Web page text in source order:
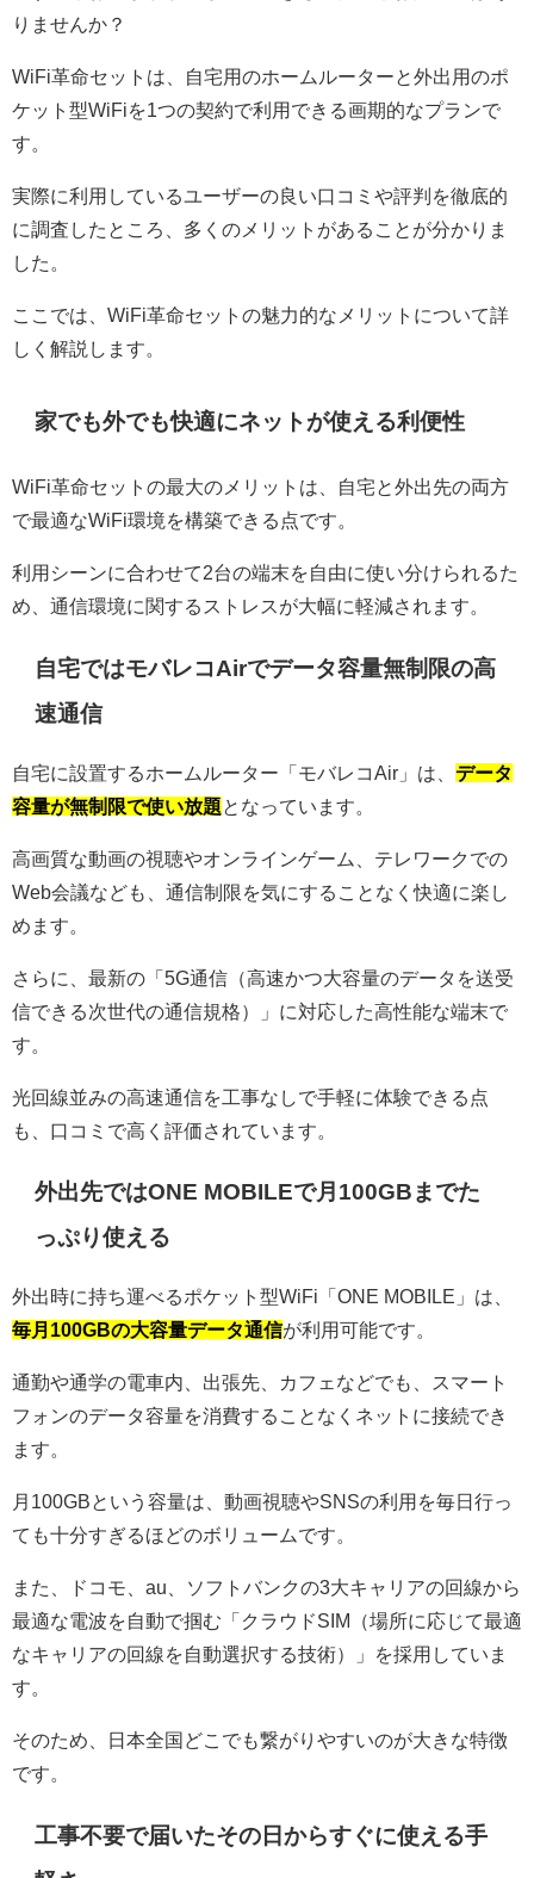
りませんか？
WiFi革命セットは、自宅用のホームルーターと外出用のポ
ケット型WiFiを1つの契約で利用できる画期的なプランで
す。
実際に利用しているユーザーの良い口コミや評判を徹底的
に調査したところ、多くのメリットがあることが分かりま
した。
ここでは、WiFi革命セットの魅力的なメリットについて詳
しく解説します。
家でも外でも快適にネットが使える利便性
WiFi革命セットの最大のメリットは、自宅と外出先の両方
で最適なWiFi環境を構築できる点です。
利用シーンに合わせて2台の端末を自由に使い分けられるた
め、通信環境に関するストレスが大幅に軽減されます。
自宅ではモバレコAirでデータ容量無制限の高
速通信
自宅に設置するホームルーター「モバレコAir」は、 データ
容量が無制限で使い放題 となっています。
高画質な動画の視聴やオンラインゲーム、テレワークでの
Web会議なども、通信制限を気にすることなく快適に楽し
めます。
さらに、最新の「5G通信（高速かつ大容量のデータを送受
信できる次世代の通信規格）」に対応した高性能な端末で
す。
光回線並みの高速通信を工事なしで手軽に体験できる点
も、口コミで高く評価されています。
外出先ではONE MOBILEで月100GBまでた
っぷり使える
外出時に持ち運べるポケット型WiFi「ONE MOBILE」は、
毎月100GBの大容量データ通信が利用可能です。
通勤や通学の電車内、出張先、カフェなどでも、スマート
フォンのデータ容量を消費することなくネットに接続でき
ます。
月100GBという容量は、動画視聴やSNSの利用を毎日行っ
ても十分すぎるほどのボリュームです。
また、ドコモ、au、ソフトバンクの3大キャリアの回線から
最適な電波を自動で掴む「クラウドSIM（場所に応じて最適
なキャリアの回線を自動選択する技術）」を採用していま
す。
そのため、日本全国どこでも繋がりやすいのが大きな特徴
です。
工事不要で届いたその日からすぐに使える手